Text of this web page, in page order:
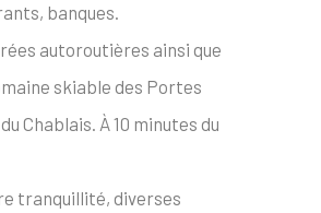
banques.
autoroutières ainsi que
skiable des Portes
Chablais. À 10 minutes du
tranquillité, diverses